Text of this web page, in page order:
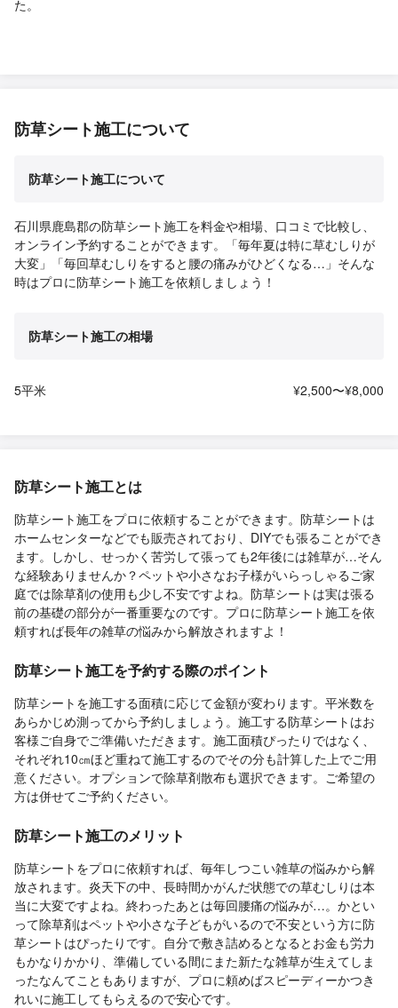
た。
防草シート施工について
防草シート施工について
石川県鹿島郡の防草シート施工を料金や相場、口コミで比較し、
オンライン予約することができます。「毎年夏は特に草むしりが
大変」「毎回草むしりをすると腰の痛みがひどくなる…」そんな
時はプロに防草シート施工を依頼しましょう！
防草シート施工の相場
5平米 ¥2,500〜¥8,000
防草シート施工とは
防草シート施工をプロに依頼することができます。防草シートは
ホームセンターなどでも販売されており、DIYでも張ることができ
ます。しかし、せっかく苦労して張っても2年後には雑草が…そん
な経験ありませんか？ペットや小さなお子様がいらっしゃるご家
庭では除草剤の使用も少し不安ですよね。防草シートは実は張る
前の基礎の部分が一番重要なのです。プロに防草シート施工を依
頼すれば長年の雑草の悩みから解放されますよ！
防草シート施工を予約する際のポイント
防草シートを施工する面積に応じて金額が変わります。平米数を
あらかじめ測ってから予約しましょう。施工する防草シートはお
客様ご自身でご準備いただきます。施工面積ぴったりではなく、
それぞれ10㎝ほど重ねて施工するのでその分も計算した上でご用
意ください。オプションで除草剤散布も選択できます。ご希望の
方は併せてご予約ください。
防草シート施工のメリット
防草シートをプロに依頼すれば、毎年しつこい雑草の悩みから解
放されます。炎天下の中、長時間かがんだ状態での草むしりは本
当に大変ですよね。終わったあとは毎回腰痛の悩みが…。かとい
って除草剤はペットや小さな子どもがいるので不安という方に防
草シートはぴったりです。自分で敷き詰めるとなるとお金も労力
もかなりかかり、準備している間にまた新たな雑草が生えてしま
ったなんてこともありますが、プロに頼めばスピーディーかつき
れいに施工してもらえるので安心です。